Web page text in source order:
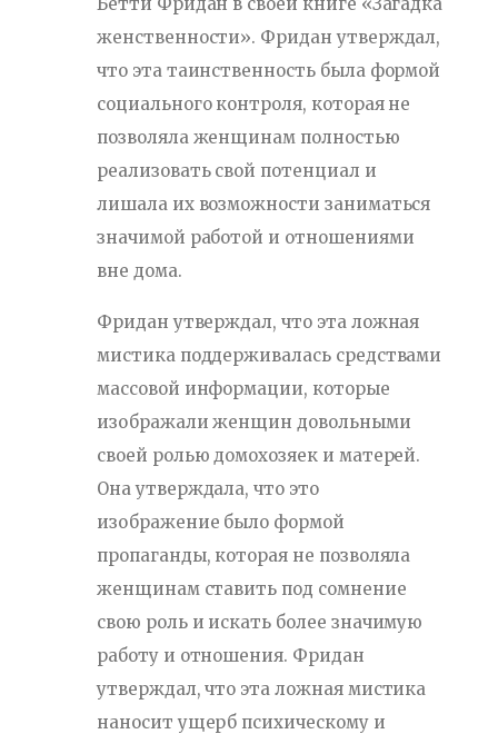
женственности». Фридан утверждал,
что эта таинственность была формой
социального контроля, которая не
позволяла женщинам полностью
реализовать свой потенциал и
лишала их возможности заниматься
значимой работой и отношениями
вне дома.
Фридан утверждал, что эта ложная
мистика поддерживалась средствами
массовой информации, которые
изображали женщин довольными
своей ролью домохозяек и матерей.
Она утверждала, что это
изображение было формой
пропаганды, которая не позволяла
женщинам ставить под сомнение
свою роль и искать более значимую
работу и отношения. Фридан
утверждал, что эта ложная мистика
наносит ущерб психическому и